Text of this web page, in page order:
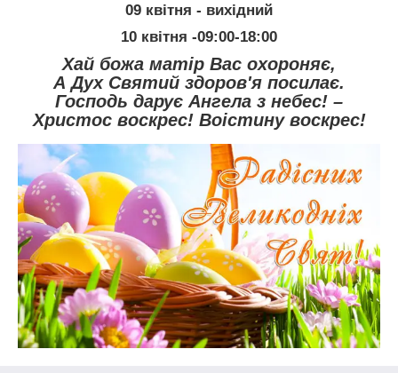
09 квітня - вихідний
10 квітня -09:00-18:00
Хай божа матір Вас охороняє,
А Дух Святий здоров'я посилає.
Господь дарує Ангела з небес! –
Христос воскрес! Воістину воскрес!